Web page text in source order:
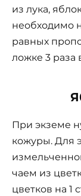
из лука,
необходимо
равных
ложке 3 раза
При экземе
кожуры. Для
чаем из
цветков на 1